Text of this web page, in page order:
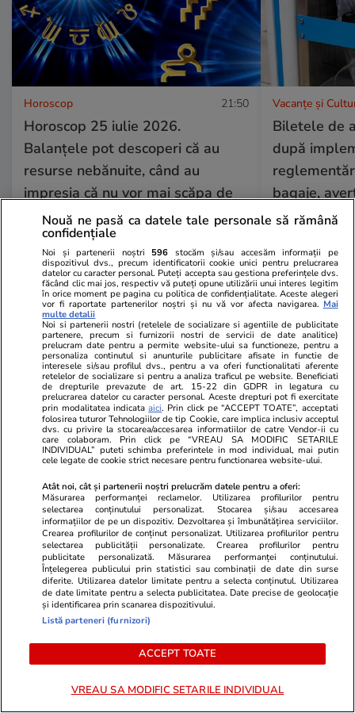
Horoscop 21:50
Horoscop 25 iulie 2026.
Balanțele pot descoperi că au
resurse nebănuite, când au
impresia că nu vor mai scăpa de
probleme
Vacanțe și
Biletele de
după
bagaje,
Ryanair:
Horoscop 21:50
Horoscop 25 iulie 2026.
Balanțele pot descoperi că au
resurse nebănuite, când au
impresia că nu vor mai scăpa de
probleme
Lifestyle 17 iul.
De ce să nu păstrezi cartofii
lângă ceapă
Lifestyle
Ce este batch cooking și cum îți
săptămânale
Nouă ne pasă ca datele tale personale să rămână
confidențiale
Noi și partenerii noștri 596 stocăm și/sau accesăm informații pe
dispozitivul dvs., precum identificatorii cookie unici pentru prelucrarea
datelor cu caracter personal. Puteți accepta sau gestiona preferințele dvs.
făcând clic mai jos, respectiv vă puteți opune utilizării unui interes legitim
în orice moment pe pagina cu politica de confidențialitate. Aceste alegeri
vor fi raportate partenerilor noștri și nu vă vor afecta navigarea. Mai
multe detalii
Noi si partenerii nostri (retelele de socializare si agentiile de publicitate
partenere, precum si furnizorii nostri de servicii de date analitice)
prelucram date pentru a permite website-ului sa functioneze, pentru a
personaliza continutul si anunturile publicitare afisate in functie de
interesele si/sau profilul dvs., pentru a va oferi functionalitati aferente
retelelor de socializare si pentru a analiza traficul pe website. Beneficiati
de drepturile prevazute de art. 15-22 din GDPR in legatura cu
prelucrarea datelor cu caracter personal. Aceste drepturi pot fi exercitate
prin modalitatea indicataaici. Prin click pe “ACCEPT TOATE”, acceptati
folosirea tuturor Tehnologiilor de tip Cookie, care implica inclusiv acceptul
dvs. cu privire la stocarea/accesarea informatiilor de catre Vendor-ii cu
care colaboram. Prin click pe “VREAU SA MODIFIC SETARILE
INDIVIDUAL” puteti schimba preferintele in mod individual, mai putin
cele legate de cookie strict necesare pentru functionarea website-ului.
Atât noi, cât și partenerii noștri prelucrăm datele pentru a oferi:
Măsurarea performanței reclamelor. Utilizarea profilurilor pentru
selectarea conținutului personalizat. Stocarea și/sau accesarea
informațiilor de pe un dispozitiv. Dezvoltarea și îmbunătățirea serviciilor.
Crearea profilurilor de conținut personalizat. Utilizarea profilurilor pentru
selectarea publicității personalizate. Crearea profilurilor pentru
publicitate personalizată. Măsurarea performanței conținutului.
Înțelegerea publicului prin statistici sau combinații de date din surse
diferite. Utilizarea datelor limitate pentru a selecta conținutul. Utilizarea
de date limitate pentru a selecta publicitatea. Date precise de geolocație
și identificarea prin scanarea dispozitivului.
Listă parteneri (furnizori)
ACCEPT TOATE
VREAU SA MODIFIC SETARILE INDIVIDUAL